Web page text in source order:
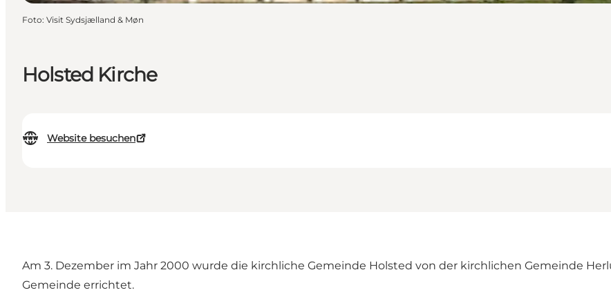
Holsted Kirche
Website besuchen
Foto: Visit Sydsjælland & Møn
Am 3. Dezember im Jahr 2000 wurde die kirchliche Gemeinde Holsted von der kirchlichen Gemeinde
Gemeinde errichtet.